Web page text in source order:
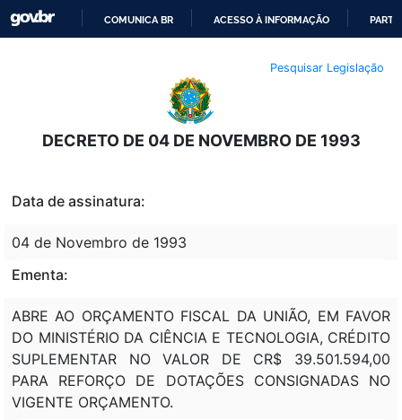
O
CONTEÚDO
COMUNICA BR ACESSO À INFORMAÇÃO
Pesquisar Legislação
DECRETO DE 04 DE NOVEMBRO DE 1993
Data de assinatura:
04 de Novembro de 1993
Ementa:
ABRE AO ORÇAMENTO FISCAL DA UNIÃO, EM FAVOR
DO MINISTÉRIO DA CIÊNCIA E TECNOLOGIA, CRÉDITO
SUPLEMENTAR NO VALOR DE CR$ 39.501.594,00
PARA REFORÇO DE DOTAÇÕES CONSIGNADAS NO
VIGENTE ORÇAMENTO.